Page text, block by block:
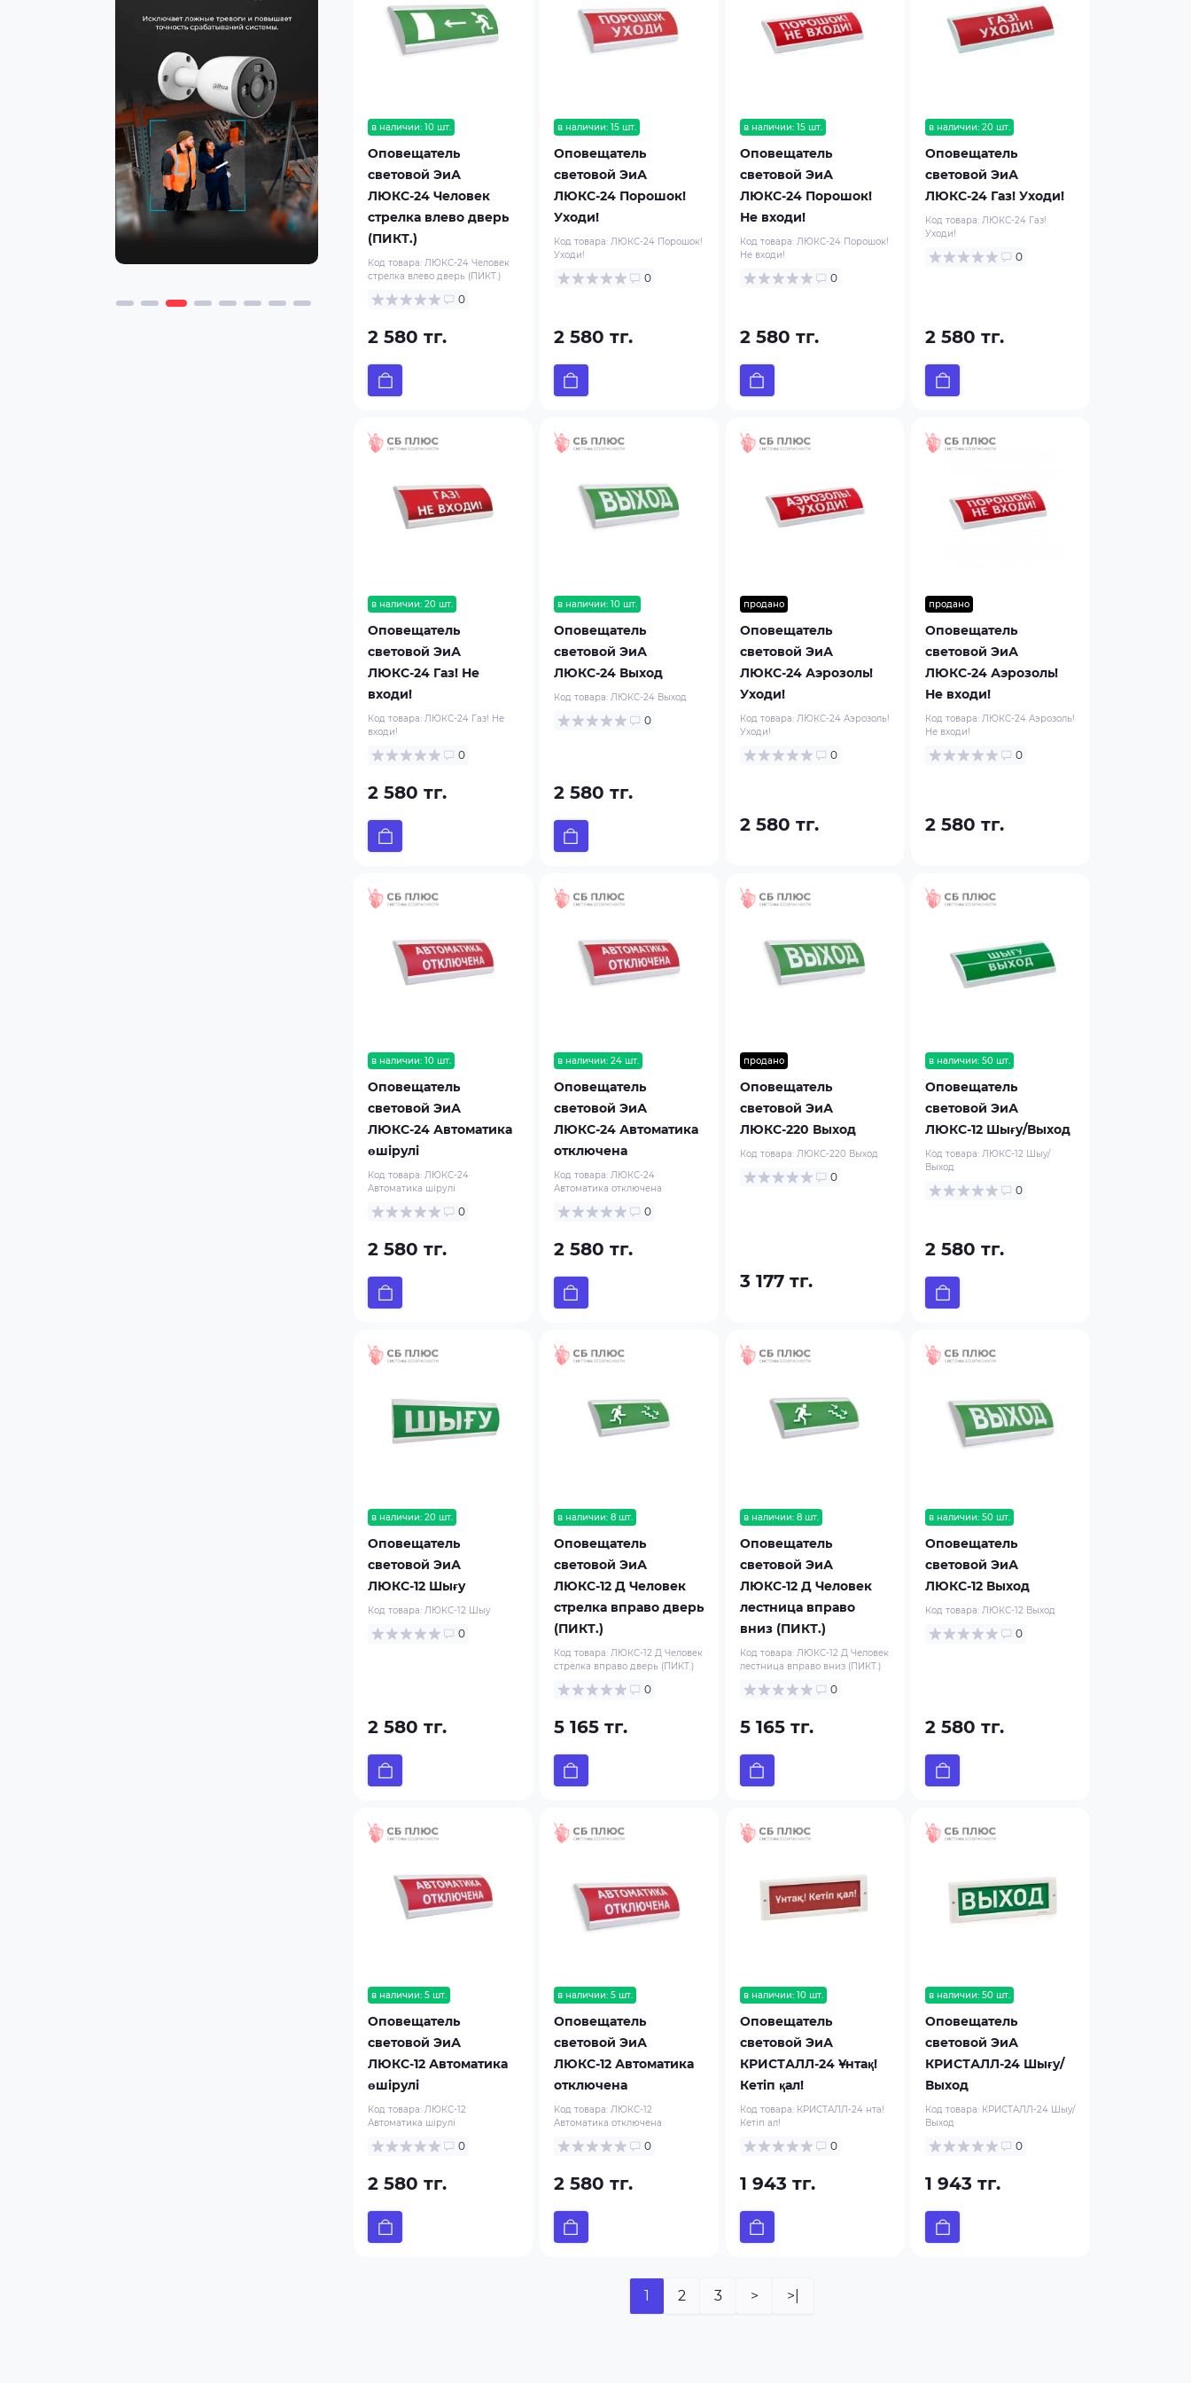
КРИСТАЛЛ-24 Газ! Кетiп қал!
КРИСТАЛЛ-24 Газ! Не входи!
КРИСТАЛЛ-24 Газ! Уходи!
КРИСТАЛЛ-24 Порошок! Не
входи!
КРИСТАЛЛ-24 Порошок! Уходи!
КРИСТАЛЛ-24 Шығy/Выход
КРИСТАЛЛ-24 Ұнтақ! Кетiп қал!
КРИСТАЛЛ-24-К Газ! Кетiп қал!
ЛЮКС-12 Автоматика отключена
ЛЮКС-12 Автоматика өшірулі
в наличии: 10 шт.
Оповещатель
световой ЭиА
ЛЮКС-24 Человек
стрелка влево дверь
(ПИКТ.)
Код товара: ЛЮКС-24 Человек
стрелка влево дверь (ПИКТ.)
0
2 580 тг.
в наличии: 15 шт.
Оповещатель
световой ЭиА
ЛЮКС-24 Порошок!
Уходи!
Код товара: ЛЮКС-24 Порошок!
Уходи!
0
2 580 тг.
в наличии: 15 шт.
Оповещатель
световой ЭиА
ЛЮКС-24 Порошок!
Не входи!
Код товара: ЛЮКС-24 Порошок!
Не входи!
0
2 580 тг.
в наличии: 20 шт.
Оповещатель
световой ЭиА
ЛЮКС-24 Газ! Уходи!
Код товара: ЛЮКС-24 Газ!
Уходи!
0
2 580 тг.
в наличии: 20 шт.
Оповещатель
световой ЭиА
ЛЮКС-24 Газ! Не
входи!
Код товара: ЛЮКС-24 Газ! Не
входи!
0
2 580 тг.
в наличии: 10 шт.
Оповещатель
световой ЭиА
ЛЮКС-24 Выход
Код товара: ЛЮКС-24 Выход
0
2 580 тг.
продано
Оповещатель
световой ЭиА
ЛЮКС-24 Аэрозоль!
Уходи!
Код товара: ЛЮКС-24 Аэрозоль!
Уходи!
0
2 580 тг.
продано
Оповещатель
световой ЭиА
ЛЮКС-24 Аэрозоль!
Не входи!
Код товара:ЛЮКС-24 Аэрозоль!
Не входи!
0
2 580 тг.
в наличии: 10 шт.
Оповещатель
световой ЭиА
ЛЮКС-24 Автоматика
өшірулі
Код товара: ЛЮКС-24
Автоматика шірулі
0
2 580 тг.
в наличии: 24 шт.
Оповещатель
световой ЭиА
ЛЮКС-24 Автоматика
отключена
Код товара: ЛЮКС-24
Автоматика отключена
0
2 580 тг.
продано
Оповещатель
световой ЭиА
ЛЮКС-220 Выход
Код товара: ЛЮКС-220 Выход
0
3 177 тг.
в наличии: 50 шт.
Оповещатель
световой ЭиА
ЛЮКС-12 Шығy/Выход
Код товара:ЛЮКС-12 Шыy/
Выход
0
2 580 тг.
в наличии: 20 шт.
Оповещатель
световой ЭиА
ЛЮКС-12 Шығy
Код товара: ЛЮКС-12 Шыy
0
2 580 тг.
в наличии: 8 шт.
Оповещатель
световой ЭиА
ЛЮКС-12 Д Человек
стрелка вправо дверь
(ПИКТ.)
Код товара: ЛЮКС-12 Д Человек
стрелка вправо дверь (ПИКТ.)
0
5 165 тг.
в наличии: 8 шт.
Оповещатель
световой ЭиА
ЛЮКС-12 Д Человек
лестница вправо
вниз (ПИКТ.)
Код товара: ЛЮКС-12 Д Человек
лестница вправо вниз (ПИКТ.)
0
5 165 тг.
в наличии: 50 шт.
Оповещатель
световой ЭиА
ЛЮКС-12 Выход
Код товара:ЛЮКС-12 Выход
0
2 580 тг.
в наличии: 5 шт.
Оповещатель
световой ЭиА
ЛЮКС-12 Автоматика
өшірулі
Код товара: ЛЮКС-12
Автоматика шірулі
0
2 580 тг.
в наличии: 5 шт.
Оповещатель
световой ЭиА
ЛЮКС-12 Автоматика
отключена
Код товара: ЛЮКС-12
Автоматика отключена
0
2 580 тг.
в наличии: 10 шт.
Оповещатель
световой ЭиА
КРИСТАЛЛ-24 Ұнтақ!
Кетiп қал!
Код товара: КРИСТАЛЛ-24 нта!
Кетiп ал!
0
1 943 тг.
в наличии: 50 шт.
Оповещатель
световой ЭиА
КРИСТАЛЛ-24 Шығy/
Выход
Код товара: КРИСТАЛЛ-24 Шыy/
Выход
0
1 943 тг.
1 2 3 > >|